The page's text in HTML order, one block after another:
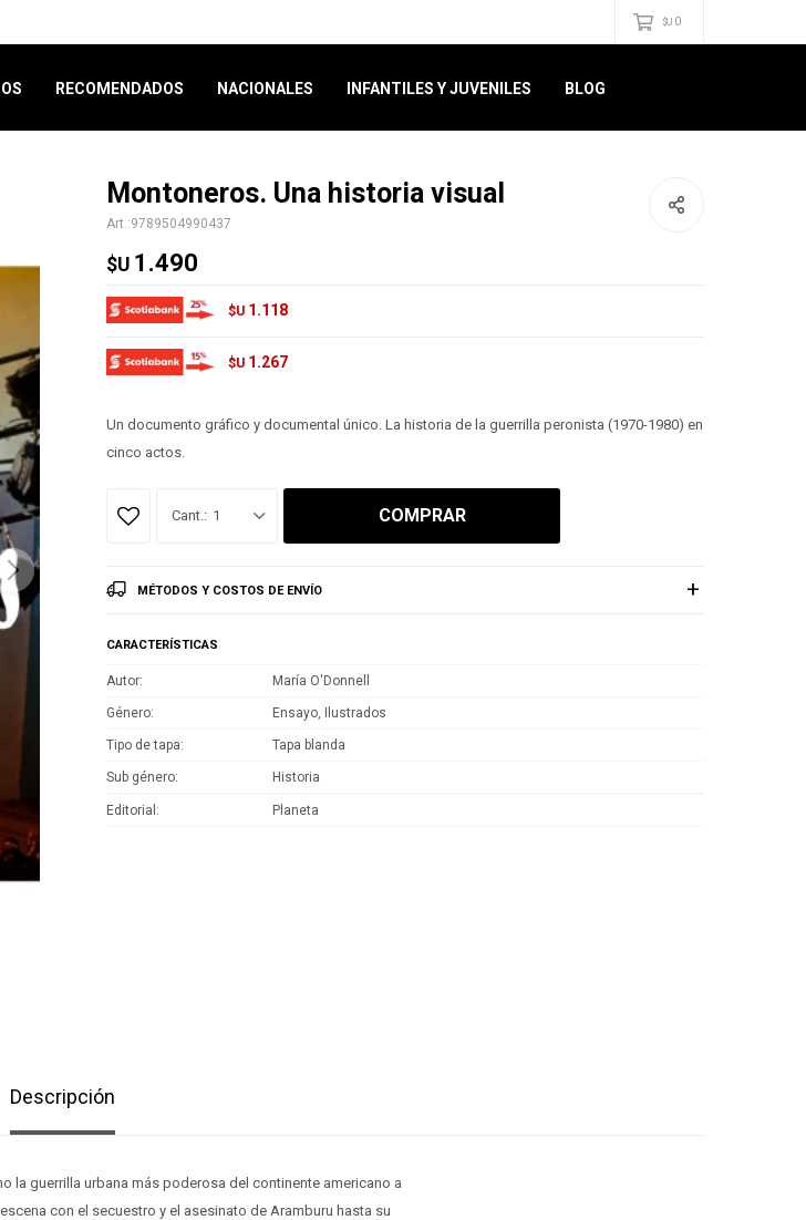
RECOMENDADOS NACIONALES INFANTILES Y JUVENILES BLOG
$U 0
Montoneros. Una historia visual
9789504990437
$U 1.490
$U 1.118
$U 1.267
Un documento gráfico y documental único. La historia de la guerrilla peronista (1970-1980) en
cinco actos.
1 COMPRAR
MÉTODOS Y COSTOS DE ENVÍO
CARACTERÍSTICAS
Autor María O'Donnell
Género Ensayo, Ilustrados
Tipo de tapa Tapa blanda
Sub género Historia
Editorial Planeta
Descripción
la guerrilla urbana más poderosa del continente americano a
con el secuestro y el asesinato de Aramburu hasta su